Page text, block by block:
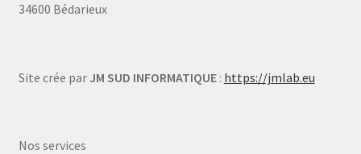
34600 Bédarieux
Site crée par JM SUD INFORMATIQUE: https://jmlab.eu
Nos services